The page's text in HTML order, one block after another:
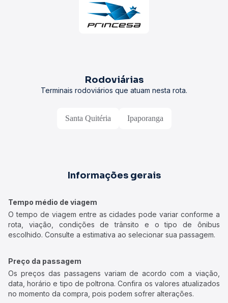
Rodoviárias
Terminais rodoviários que atuam nesta rota.
Santa Quitéria Ipaporanga
Informações gerais
Tempo médio de viagem
O tempo de viagem entre as cidades pode variar conforme a
rota, viação, condições de trânsito e o tipo de ônibus
escolhido. Consulte a estimativa ao selecionar sua passagem.
Preço da passagem
Os preços das passagens variam de acordo com a viação,
data, horário e tipo de poltrona. Confira os valores atualizados
no momento da compra, pois podem sofrer alterações.